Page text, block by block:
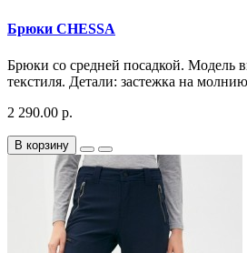
Брюки CHESSA
Брюки со средней посадкой. Модель
текстиля. Детали: застежка на
2 290.00 р.
В корзину